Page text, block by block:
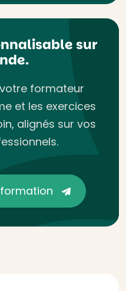
sur
formateur
et les exercices
alignés sur vos